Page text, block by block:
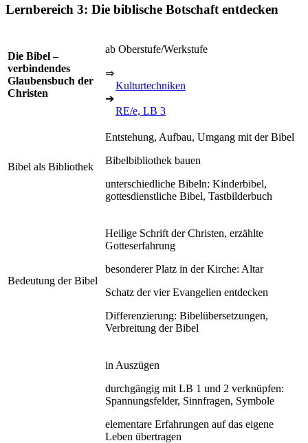
Lernbereich 3: Die biblische Botschaft entdecken
Die Bibel –
verbindendes
Glaubensbuch der
Christen
ab Oberstufe/Werkstufe
⇒
Kulturtechniken
➔
RE/e, LB 3
Bibel als Bibliothek
Entstehung, Aufbau, Umgang mit der Bibel
Bibelbibliothek bauen
unterschiedliche Bibeln: Kinderbibel,
gottesdienstliche Bibel, Tastbilderbuch
Bedeutung der Bibel
Heilige Schrift der Christen, erzählte
Gotteserfahrung
besonderer Platz in der Kirche: Altar
Schatz der vier Evangelien entdecken
Differenzierung: Bibelübersetzungen,
Verbreitung der Bibel
in Auszügen
durchgängig mit LB 1 und 2 verknüpfen:
Spannungsfelder, Sinnfragen, Symbole
elementare Erfahrungen auf das eigene
Leben übertragen